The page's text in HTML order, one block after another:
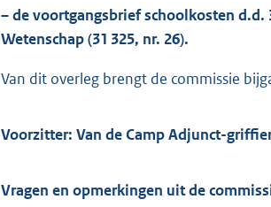
– de voortgangsbrief schoolkosten d.d.
Wetenschap (31 325, nr. 26).
Van dit overleg brengt de commissie
Voorzitter: Van de Camp Adjunct-
Vragen en opmerkingen uit de